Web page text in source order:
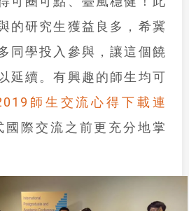
的研究生獲益良多，希冀
同學投入參與，讓這個饒
延續。有興趣的師生均可
師生交流心得下載連
國際交流之前更充分地掌